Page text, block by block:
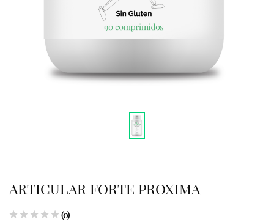
ARTICULAR FORTE PROXIMA
(0)